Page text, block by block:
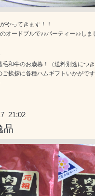
やってきます！！
のオードブルで♪♪パーティー♪♪しま
毛和牛のお歳暮！（送料別途につき
ご挨拶に各種ハムギフトいかがで
21:02
品